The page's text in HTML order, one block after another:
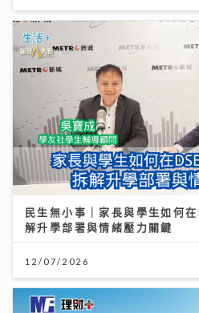
民生無小事｜家長與學生如何
解升學部署與情緒壓力關鍵
12/07/2026